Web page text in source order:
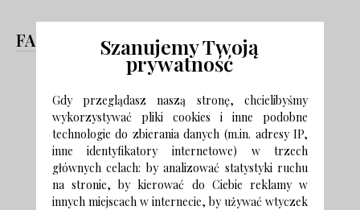
FACEBOOKSzanujemy Twoją
prywatność
Gdy przeglądasz naszą stronę, chcielibyśmy
wykorzystywać pliki cookies i inne podobne
technologie do zbierania danych (m.in. adresy IP,
inne identyfikatory internetowe) w trzech
głównych celach: by analizować statystyki ruchu
na stronie, by kierować do Ciebie reklamy w
innych miejscach w internecie, by używać wtyczek